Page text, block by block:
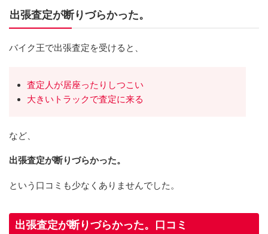
出張査定が断りづらかった。
バイク王で出張査定を受けると、
査定人が居座ったりしつこい
大きいトラックで査定に来る
など、
出張査定が断りづらかった。
という口コミも少なくありませんでした。
出張査定が断りづらかった。口コミ